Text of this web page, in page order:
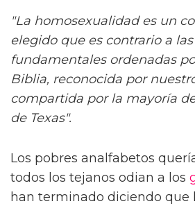
"La homosexualidad es un
elegido que es contrario a
fundamentales ordenadas
Biblia, reconocida por
compartida por la mayoría
de Texas".
Los pobres analfabetos
todos los tejanos odian a los
han terminado diciendo que